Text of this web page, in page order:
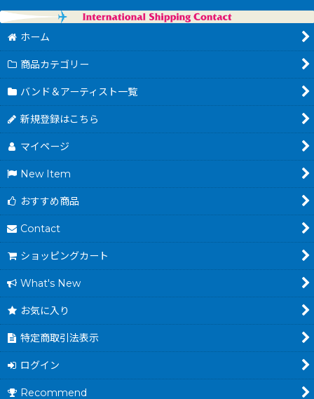
ホーム
商品カテゴリー
バンド＆アーティスト一覧
新規登録はこちら
マイページ
New Item
おすすめ商品
Contact
ショッピングカート
What's New
お気に入り
特定商取引法表示
ログイン
Recommend